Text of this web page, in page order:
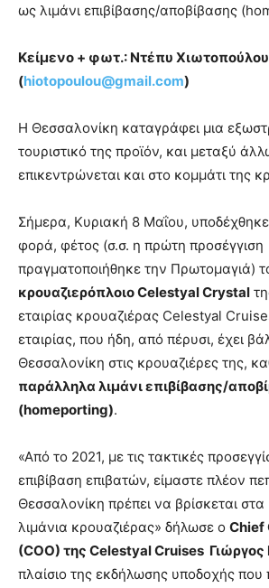
ως λιμάνι επιβίβασης/αποβίβασης
Κείμενο + φωτ.: Ντέπυ Χιωτοπούλου
(hiotopoulou@gmail.com)
Η Θεσσαλονίκη καταγράφει μια
τουριστικό της προϊόν, και μεταξύ
επικεντρώνεται και στο κομμάτι της
Σήμερα, Κυριακή 8 Μαΐου, υποδέχθηκε
φορά, φέτος (σ.σ. η πρώτη προσέγγιση
πραγματοποιήθηκε την Πρωτομαγιά)
κρουαζιερόπλοιοCelestyalCrystal
εταιρίας κρουαζιέρας Celestyal
εταιρίας, που ήδη, από πέρυσι, έχει
Θεσσαλονίκη στις κρουαζιέρες της,
παράλληλα λιμάνι επιβίβασης/
(homeporting).
«Από το 2021, με τις τακτικές
επιβίβαση επιβατών, είμαστε πλέον
Θεσσαλονίκη πρέπει να βρίσκεται
λιμάνια κρουαζιέρας» δήλωσε ο Chief
(COO) της Celestyal Cruises
πλαίσιο της εκδήλωσης υποδοχής που